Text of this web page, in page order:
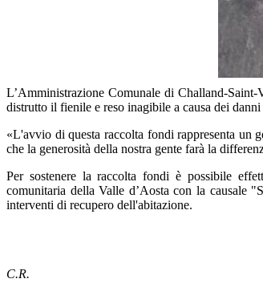
L’Amministrazione Comunale di Challand-
distrutto il fienile e reso inagibile a causa dei
«L'avvio di questa raccolta fondi rappresenta un
che la generosità della nostra gente farà la
Per sostenere la raccolta fondi è possibile
comunitaria della Valle d’Aosta con la causale
interventi di recupero dell'abitazione.
C.R.